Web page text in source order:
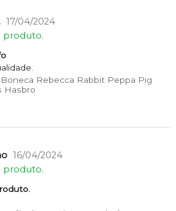
17/04/2024
produto.
Rebecca Rabbit Peppa Pig
Hasbro
16/04/2024
produto.